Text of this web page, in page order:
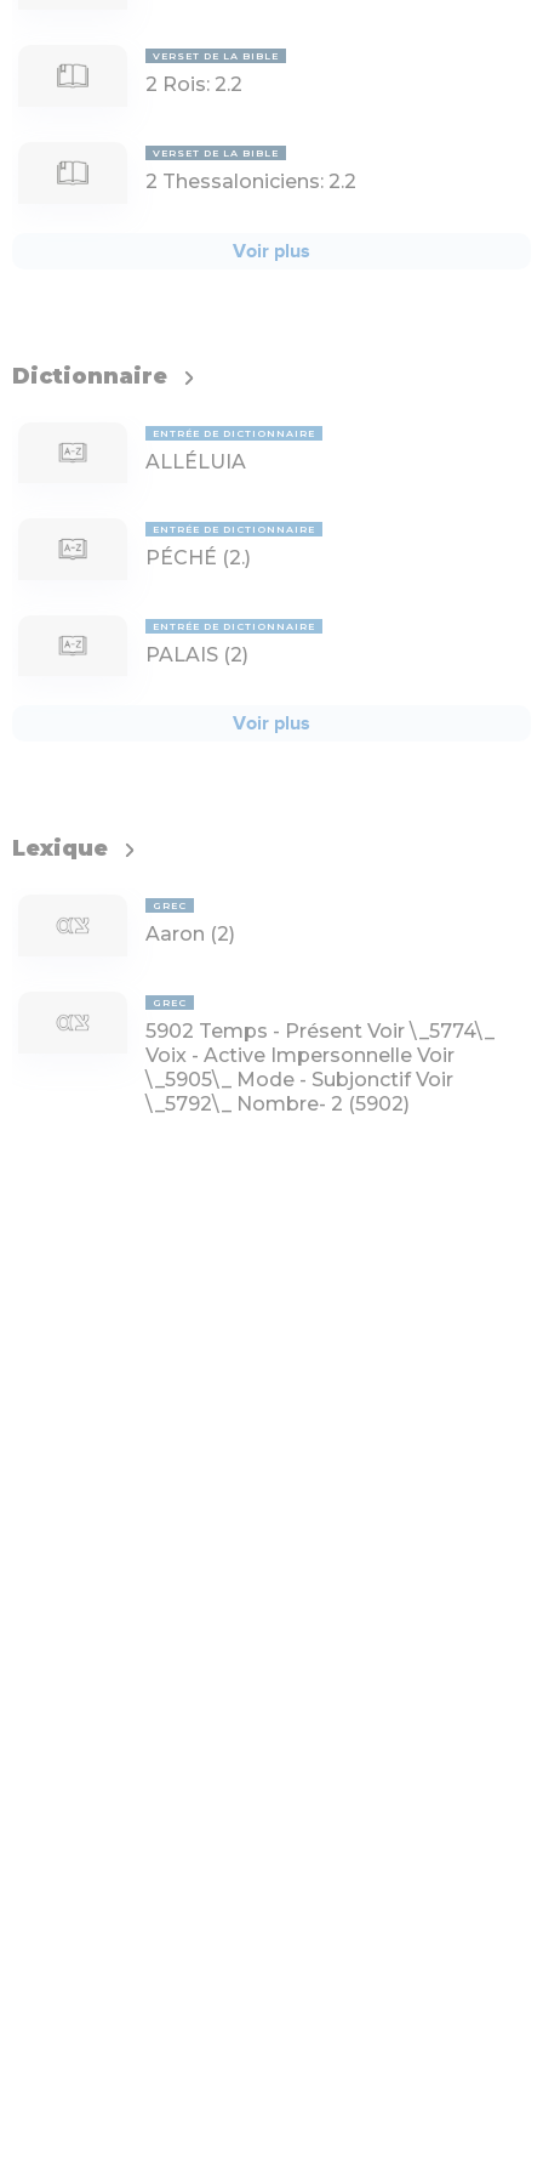
VERSET DE LA BIBLE
2 Rois: 2.2
VERSET DE LA BIBLE
2 Thessaloniciens: 2.2
Voir plus
Dictionnaire
ENTRÉE DE DICTIONNAIRE
ALLÉLUIA
ENTRÉE DE DICTIONNAIRE
PÉCHÉ (2.)
ENTRÉE DE DICTIONNAIRE
PALAIS (2)
Voir plus
Lexique
GREC
Aaron (2)
GREC
5902 Temps - Présent Voir \_5774\_
Voix - Active Impersonnelle Voir
\_5905\_ Mode - Subjonctif Voir
\_5792\_ Nombre- 2 (5902)